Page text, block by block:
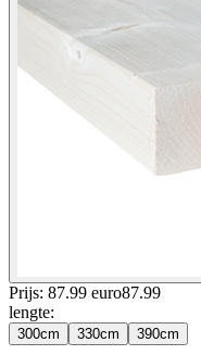
Prijs: 87.99 euro87.99
lengte:
300cm 330cm 390cm